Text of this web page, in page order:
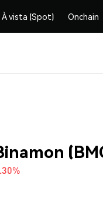
À vista (Spot) Onchain